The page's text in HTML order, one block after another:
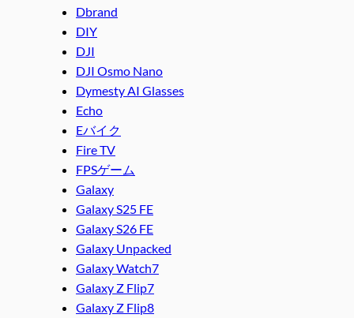
Dbrand
DIY
DJI
DJI Osmo Nano
Dymesty AI Glasses
Echo
Eバイク
Fire TV
FPSゲーム
Galaxy
Galaxy S25 FE
Galaxy S26 FE
Galaxy Unpacked
Galaxy Watch7
Galaxy Z Flip7
Galaxy Z Flip8